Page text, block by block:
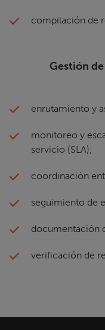
compilación de
Gestión
enrutamiento y
monitoreo y
servicio (SLA);
coordinación
seguimiento de
documentación
verificación de